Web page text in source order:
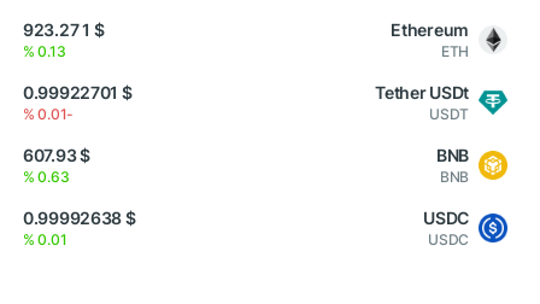
Ethereum
ETH
$ 1 923.27
0.13 %
Tether USDt
USDT
$ 0.99922701
-0.01 %
BNB
BNB
$ 607.93
0.63 %
USDC
USDC
$ 0.99992638
0.01 %